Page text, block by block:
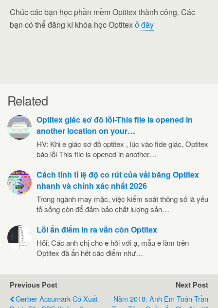
Chúc các bạn học phần mềm Optitex thành công. Các
bạn có thể đăng kí khóa học Optitexở đây
Related
Optitex giác sơ đồ lỗi-This file is opened in
another location on your…
HV: Khi e giác sơ đồ optitex , lúc vào fide giác, Optitex
báo lỗi-This file is opened in another…
Cách tính tỉ lệ độ co rút của vải bằng Optitex
nhanh và chính xác nhất 2026
Trong ngành may mặc, việc kiểm soát thông số là yếu
tố sống còn để đảm bảo chất lượng sản…
Lỗi ẩn điểm in ra vẫn còn Optitex
Hỏi: Các anh chị cho e hỏi với ạ, mẫu e làm trên
Optitex đã ẩn hết các điểm như…
Previous Post
Gerber Accumark Có Xuất
Next Post
Năm 2018: Anh Em Toán Trần